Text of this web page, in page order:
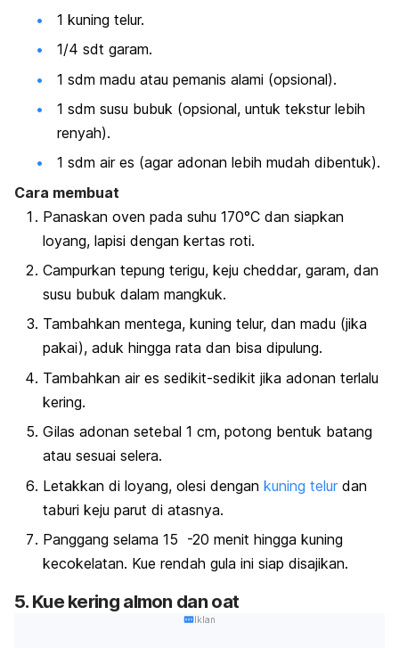
1 kuning telur.
1/4 sdt garam.
1 sdm madu atau pemanis alami (opsional).
1 sdm susu bubuk (opsional, untuk tekstur lebih
renyah).
1 sdm air es (agar adonan lebih mudah dibentuk).
Cara membuat
Panaskan oven pada suhu 170°C dan siapkan
loyang, lapisi dengan kertas roti.
Campurkan tepung terigu, keju cheddar, garam, dan
susu bubuk dalam mangkuk.
Tambahkan mentega, kuning telur, dan madu (jika
pakai), aduk hingga rata dan bisa dipulung.
Tambahkan air es sedikit-sedikit jika adonan terlalu
kering.
Gilas adonan setebal 1 cm, potong bentuk batang
atau sesuai selera.
Letakkan di loyang, olesi dengan kuning telur dan
taburi keju parut di atasnya.
Panggang selama 15 -20 menit hingga kuning
kecokelatan. Kue rendah gula ini siap disajikan.
5. Kue kering almon dan oat
Iklan